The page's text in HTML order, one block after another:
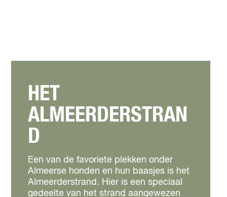
HET
ALMEERDERSTRAN
D
Een van de favoriete plekken onder
Almeerse honden en hun baasjes is het
Almeerderstrand. Hier is een speciaal
gedeelte van het strand aangewezen